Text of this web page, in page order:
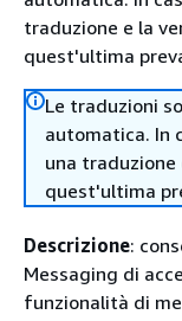
traduzione e la
quest'ultima
Le traduzioni
automatica. In
una traduzione
quest'ultima
Descrizione:
Messaging di
funzionalità di